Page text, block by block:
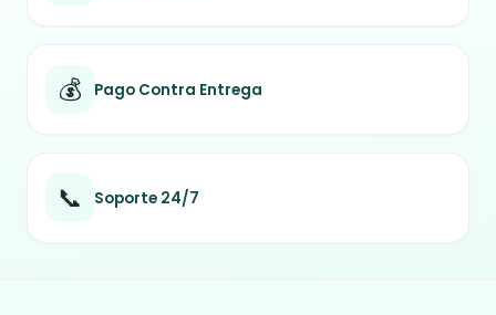
💰 Pago Contra Entrega
📞 Soporte 24/7